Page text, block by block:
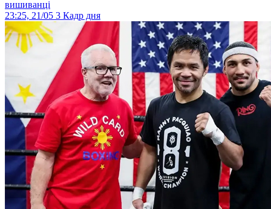
вишиванці
23:25, 21/05 3 Кадр дня